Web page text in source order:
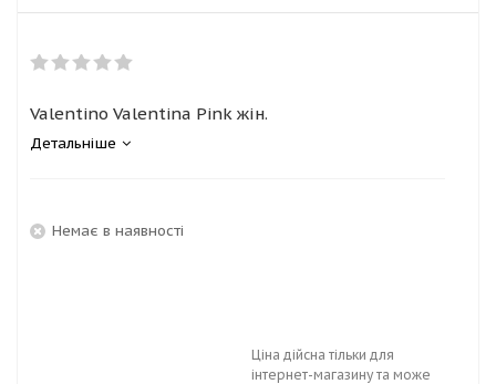
Valentino Valentina Pink жін.
Детальніше
Немає в наявності
Ціна дійсна тільки для
інтернет-магазину та може